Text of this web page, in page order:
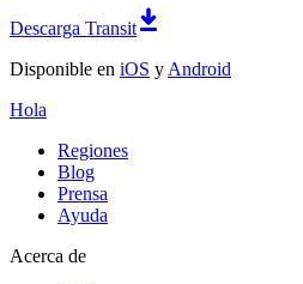
Descarga Transit
Disponible en iOS y Android
Hola
Regiones
Blog
Prensa
Ayuda
Acerca de